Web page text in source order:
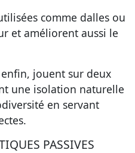
comme dalles ou
et améliorent aussi le
enfin, jouent sur deux
une isolation naturelle
en servant
PASSIVES